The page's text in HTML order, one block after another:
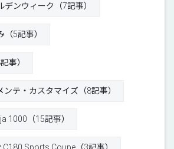
デンウィーク（7記事）
5記事）
事）
ンテ・カスタマイズ（8記事）
1000（15記事）
Sports Coupe（3記事）